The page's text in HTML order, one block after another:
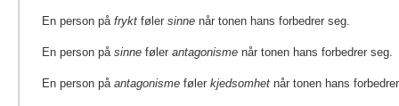
En person på frykt føler sinne når tonen hans forbedrer seg.
En person på sinne føler antagonisme når tonen hans forbedrer seg.
En person på antagonisme føler kjedsomhet når tonen hans